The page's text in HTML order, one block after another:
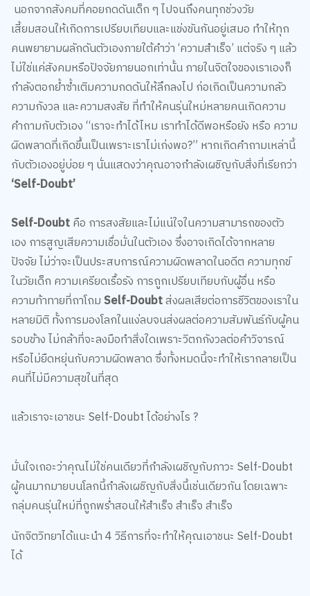
นอกจากสังคมที่คอยกดดันเด็ก ๆ ไปจนถึงคนทุกช่วงวัย
เสี้ยมสอนให้เกิดการเปรียบเทียบและแข่งขันกันอยู่เสมอ ทำให้ทุก
คนพยายามผลักดันตัวเองภายใต้คำว่า ‘ความสำเร็จ’ แต่จริง ๆ แล้ว
ไม่ใช่แค่สังคมหรือปัจจัยภายนอกเท่านั้น ภายในจิตใจของเราเองก็
กำลังตอกย้ำซ้ำเติมความกดดันให้ลึกลงไป ก่อเกิดเป็นความกลัว
ความกังวล และความสงสัย ที่ทำให้คนรุ่นใหม่หลายคนเกิดความ
คำถามกับตัวเอง “เราจะทำได้ไหม เราทำได้ดีพอหรือยัง หรือ ความ
ผิดพลาดที่เกิดขึ้นเป็นเพราะเราไม่เก่งพอ?” หากเกิดคำถามเหล่านี้
กับตัวเองอยู่บ่อย ๆ นั่นแสดงว่าคุณอาจกำลังเผชิญกับสิ่งที่เรียกว่า
‘Self-Doubt’
Self-Doubtคือ การสงสัยและไม่แน่ใจในความสามารถของตัว
เอง การสูญเสียความเชื่อมั่นในตัวเอง ซึ่งอาจเกิดได้จากหลาย
ปัจจัย ไม่ว่าจะเป็นประสบการณ์ความผิดพลาดในอดีต ความทุกข์
ในวัยเด็ก ความเครียดเรื้อรัง การถูกเปรียบเทียบกับผู้อื่น หรือ
ความท้าทายที่ถาโถมSelf-Doubtส่งผลเสียต่อการชีวิตของเราใน
หลายมิติ ทั้งการมองโลกในแง่ลบจนส่งผลต่อความสัมพันธ์กับผู้คน
รอบข้าง ไม่กล้าที่จะลงมือทำสิ่งใดเพราะวิตกกังวลต่อคำวิจารณ์
หรือไม่ยืดหยุ่นกับความผิดพลาด ซึ่งทั้งหมดนี้จะทำให้เรากลายเป็น
คนที่ไม่มีความสุขในที่สุด
แล้วเราจะเอาชนะ Self-Doubt ได้อย่างไร ?
มั่นใจเถอะว่าคุณไม่ใช่คนเดียวที่กำลังเผชิญกับภาวะ Self-Doubt
ผู้คนมากมายบนโลกนี้กำลังเผชิญกับสิ่งนี้เช่นเดียวกัน โดยเฉพาะ
กลุ่มคนรุ่นใหม่ที่ถูกพร่ำสอนให้สำเร็จ สำเร็จ สำเร็จ
นักจิตวิทยาได้แนะนำ 4 วิธีการที่จะทำให้คุณเอาชนะ Self-Doubt
ได้